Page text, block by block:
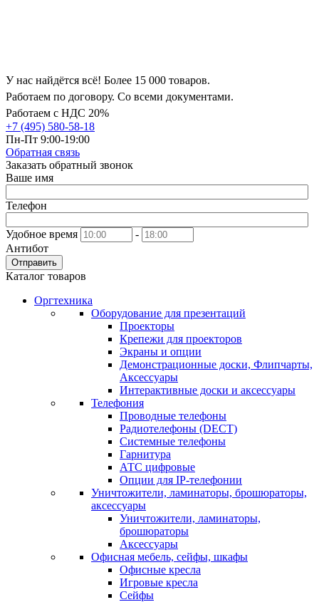
У нас найдётся всё! Более 15 000 товаров.
Работаем по договору. Со всеми документами.
Работаем с НДС 20%
+7 (495) 580-58-18
Пн-Пт 9:00-19:00
Обратная связь
Заказать обратный звонок
Ваше имя
Телефон
Удобное время
-
Антибот
Отправить
Каталог товаров
Оргтехника
Оборудование для презентаций
Проекторы
Крепежи для проекторов
Экраны и опции
Демонстрационные доски, Флипчарты,
Аксессуары
Интерактивные доски и аксессуары
Телефония
Проводные телефоны
Радиотелефоны (DECT)
Системные телефоны
Гарнитура
АТС цифровые
Опции для IP-телефонии
Уничтожители, ламинаторы, брошюраторы,
аксессуары
Уничтожители, ламинаторы,
брошюраторы
Аксессуары
Офисная мебель, сейфы, шкафы
Офисные кресла
Игровые кресла
Сейфы